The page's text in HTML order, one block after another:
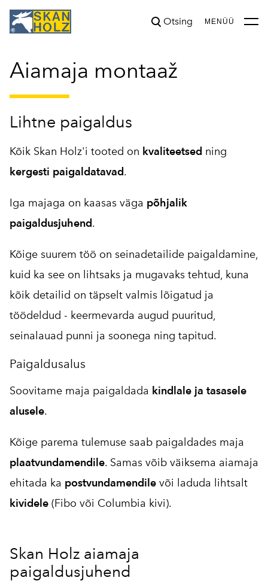
Otsing MENÜÜ
lisati ostukorvi. Vaata ostukorvi
Aiamaja montaaž
Lihtne paigaldus
Kõik Skan Holz'i tooted on kvaliteetsed ning
kergesti paigaldatavad.
Iga majaga on kaasas väga põhjalik
paigaldusjuhend.
Kõige suurem töö on seinadetailide paigaldamine,
kuid ka see on lihtsaks ja mugavaks tehtud, kuna
kõik detailid on täpselt valmis lõigatud ja
töödeldud - keermevarda augud puuritud,
seinalauad punni ja soonega ning tapitud.
Paigaldusalus
Soovitame maja paigaldada kindlale ja tasasele
alusele.
Kõige parema tulemuse saab paigaldades maja
plaatvundamendile. Samas võib väiksema aiamaja
ehitada ka postvundamendile või laduda lihtsalt
kividele (Fibo või Columbia kivi).
Skan Holz aiamaja
paigaldusjuhend